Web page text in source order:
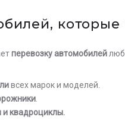
перевозку автомобилей
всех марок и моделей.
и квадроциклы.